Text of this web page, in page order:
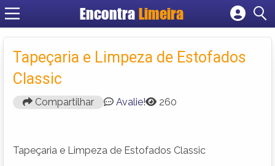
Encontra Limeira
Cadastrar empresa
Criar conta
Tapeçaria e Limpeza de Estofados
Classic
Compartilhar Avalie! 260
Tapeçaria e Limpeza de Estofados Classic